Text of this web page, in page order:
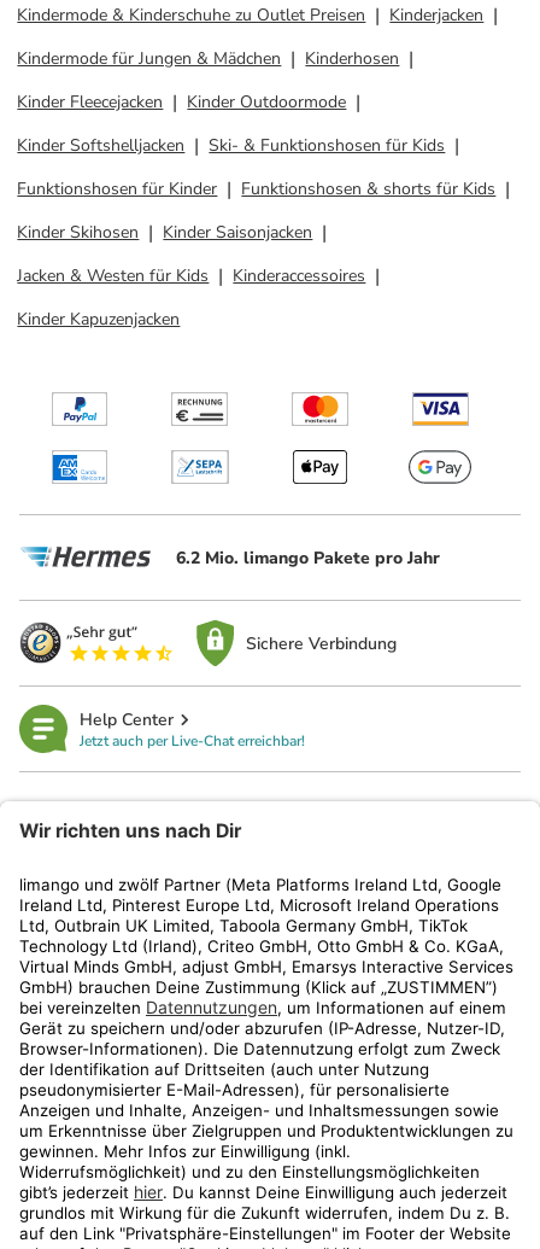
Kindermode & Kinderschuhe zu Outlet Preisen
Kinderjacken
Kindermode für Jungen & Mädchen
Kinderhosen
Kinder Fleecejacken
Kinder Outdoormode
Kinder Softshelljacken
Ski- & Funktionshosen für Kids
Funktionshosen für Kinder
Funktionshosen & shorts für Kids
Kinder Skihosen
Kinder Saisonjacken
Jacken & Westen für Kids
Kinderaccessoires
Kinder Kapuzenjacken
6.2 Mio. limango Pakete pro Jahr
Sichere Verbindung
Help Center
Jetzt auch per Live-Chat erreichbar!
Kundenservice
Shop
Aktionen
Travel